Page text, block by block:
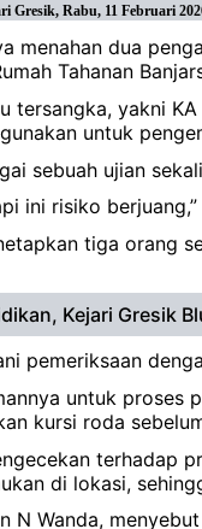
Gresik, Rabu, 11 Februari
menahan dua
Tahanan
tersangka, yakni
untuk
sebuah ujian
ini risiko
tiga orang
Kejari Gresik
pemeriksaan
untuk proses
kursi roda
terhadap
di lokasi,
N Wanda,